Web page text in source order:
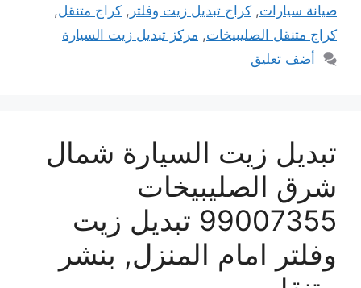
صيانة سيارات, كراج تبديل زيت وفلتر , كراج متنقل,
كراج متنقل الصليبيخات, مركز تبديل زيت السيارة
أضف تعليق
تبديل زيت السيارة شمال
شرق الصليبيخات
99007355 تبديل زيت
وفلتر امام المنزل, بنشر